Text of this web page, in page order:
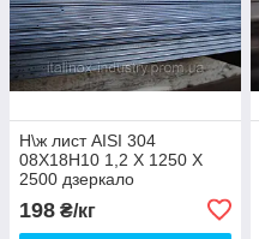
Н\ж лист AISI 304
08Х18Н10 1,2 Х 1250 Х
2500 дзеркало
198 ₴/кг